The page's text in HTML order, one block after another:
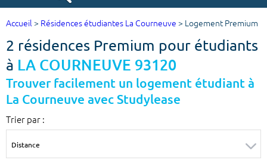
Votre recherche
Ville, école
Accueil > Résidences étudiantes La Courneuve > Logement Premium
2 résidences Premium pour étudiants
à LA COURNEUVE 93120
Trouver facilement un logement étudiant à
La Courneuve avec Studylease
Trier par :